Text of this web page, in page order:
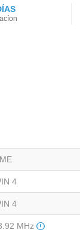
4
4
MHz